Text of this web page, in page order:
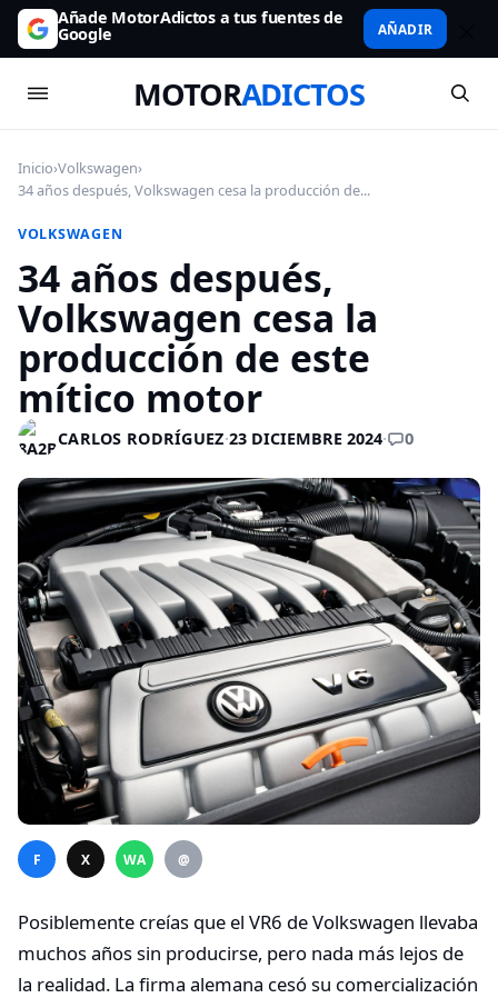
Añade MotorAdictos a tus fuentes de
Google AÑADIR
MOTORADICTOS
Inicio›Volkswagen›
34 años después, Volkswagen cesa la producción de...
VOLKSWAGEN
34 años después,
Volkswagen cesa la
producción de este
mítico motor
CARLOS RODRÍGUEZ·23 DICIEMBRE 2024· 0
F X WA @
Posiblemente creías que el VR6 de Volkswagen llevaba
muchos años sin producirse, pero nada más lejos de
la realidad. La firma alemana cesó su comercialización